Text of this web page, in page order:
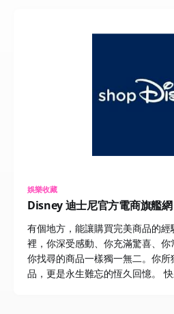
娛樂收藏
Disney 迪士尼官方電商旗艦網
有個地方，能讓購買完美商品的
裡，你深受感動、你充滿驚喜、
你找尋的商品一樣獨一無二。你
品，更是永生難忘的恆久回憶。 快